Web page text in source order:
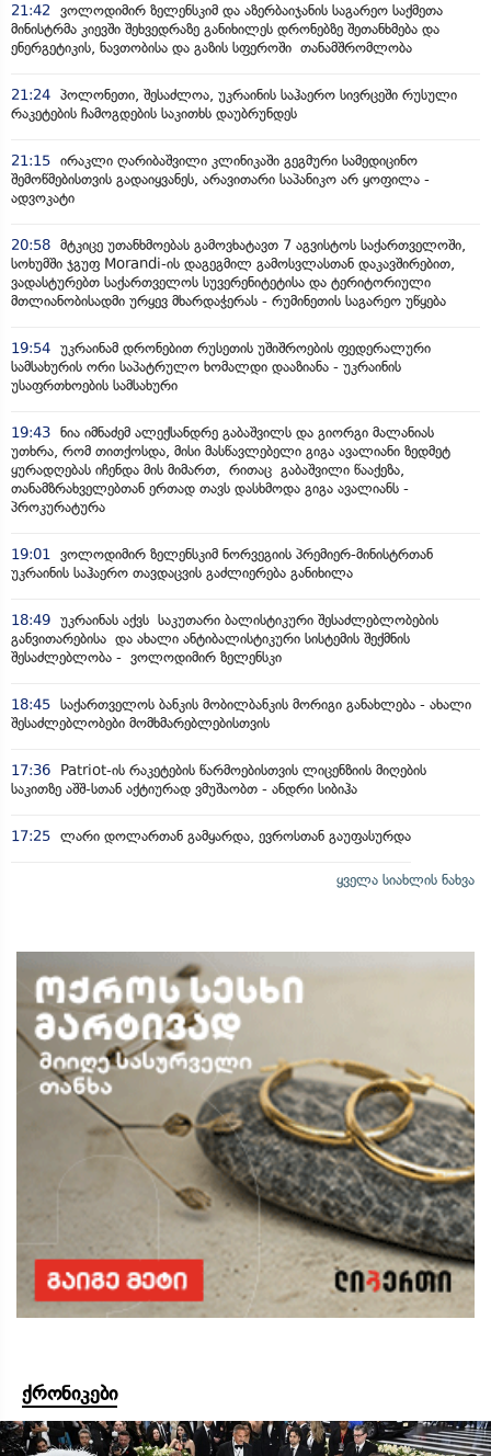
21:42
ვოლოდიმირ ზელენსკიმ და აზერბაიჯანის საგარეო საქმეთა
მინისტრმა კიევში შეხვედრაზე განიხილეს დრონებზე შეთანხმება და
ენერგეტიკის, ნავთობისა და გაზის სფეროში თანამშრომლობა
21:24 პოლონეთი, შესაძლოა, უკრაინის საჰაერო სივრცეში რუსული
რაკეტების ჩამოგდების საკითხს დაუბრუნდეს
21:15 ირაკლი ღარიბაშვილი კლინიკაში გეგმური სამედიცინო
შემოწმებისთვის გადაიყვანეს, არავითარი საპანიკო არ ყოფილა -
ადვოკატი
20:58 მტკიცე უთანხმოებას გამოვხატავთ 7 აგვისტოს საქართველოში,
სოხუმში ჯგუფ Morandi-ის დაგეგმილ გამოსვლასთან დაკავშირებით,
ვადასტურებთ საქართველოს სუვერენიტეტისა და ტერიტორიული
მთლიანობისადმი ურყევ მხარდაჭერას - რუმინეთის საგარეო უწყება
19:54 უკრაინამ დრონებით რუსეთის უშიშროების ფედერალური
სამსახურის ორი საპატრულო ხომალდი დააზიანა - უკრაინის
უსაფრთხოების სამსახური
19:43 ნია იმნაძემ ალექსანდრე გაბაშვილს და გიორგი მალანიას
უთხრა, რომ თითქოსდა, მისი მასწავლებელი გიგა ავალიანი ზედმეტ
ყურადღებას იჩენდა მის მიმართ, რითაც გაბაშვილი წააქეზა,
თანამზრახველებთან ერთად თავს დასხმოდა გიგა ავალიანს -
პროკურატურა
19:01
ვოლოდიმირ ზელენსკიმ ნორვეგიის პრემიერ-მინისტრთან
უკრაინის საჰაერო თავდაცვის გაძლიერება განიხილა
18:49 უკრაინას აქვს საკუთარი ბალისტიკური შესაძლებლობების
განვითარებისა და ახალი ანტიბალისტიკური სისტემის შექმნის
შესაძლებლობა - ვოლოდიმირ ზელენსკი
18:45 საქართველოს ბანკის მობილბანკის მორიგი განახლება - ახალი
შესაძლებლობები მომხმარებლებისთვის
17:36
Patriot-ის რაკეტების წარმოებისთვის ლიცენზიის მიღების
საკითზე აშშ-სთან აქტიურად ვმუშაობთ - ანდრი სიბიჰა
17:25 ლარი დოლართან გამყარდა, ევროსთან გაუფასურდა
ყველა სიახლის ნახვა
ქრონიკები